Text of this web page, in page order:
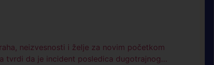
neizvesnosti i želje za novim početkom
tvrdi da je incident posledica dugotrajnog…